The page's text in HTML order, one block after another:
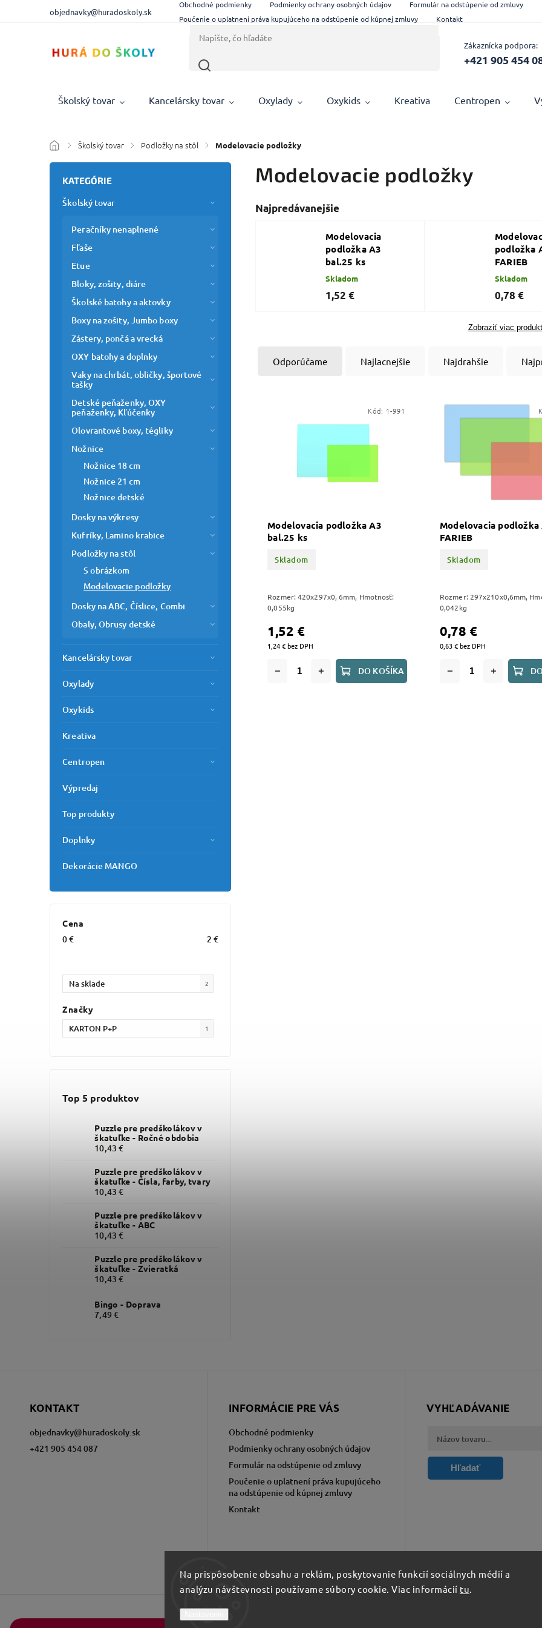
Na prispôsobenie obsahu a reklám, poskytovanie funkcií sociálnych médií a
analýzu návštevnosti používame súbory cookie. Viac informácií tu.
objednavky@huradoskoly.sk
Obchodné podmienky Podmienky ochrany osobných údajov
Formulár na odstúpenie od zmluvy
Poučenie o uplatnení práva kupujúceho na odstúpenie od kúpnej zmluvy
Kontakt
Zákaznícka podpora:
+421 905 454
Školský tovar Kancelársky tovar Oxylady Oxykids Kreativa Centropen
/ Školský tovar / Podložky na stôl / Modelovacie podložky
KATEGÓRIE
Školský tovar
Peračníky nenaplnené
Fľaše
Etue
Bloky, zošity, diáre
Školské batohy a aktovky
Boxy na zošity, Jumbo boxy
Zástery, pončá a vrecká
OXY batohy a doplnky
Vaky na chrbát, obličky, športové
tašky
Detské peňaženky, OXY
peňaženky, Kľúčenky
Olovrantové boxy, tégliky
Nožnice
Nožnice 18 cm
Nožnice 21 cm
Nožnice detské
Dosky na výkresy
Kufríky, Lamino krabice
Podložky na stôl
S obrázkom
Modelovacie podložky
Dosky na ABC, Číslice, Combi
Obaly, Obrusy detské
Kancelársky tovar
Oxylady
Oxykids
Kreativa
Centropen
Výpredaj
Top produkty
Doplnky
Dekorácie MANGO
Cena
0€ 2 €
Na sklade 2
Značky
KARTON P+P
1
Top 5 produktov
Puzzle pre predškolákov v
škatuľke - Ročné obdobia
10,43 €
Puzzle pre predškolákov v
škatuľke - Čísla, farby, tvary
10,43 €
Puzzle pre predškolákov v
škatuľke - ABC
10,43 €
Puzzle pre predškolákov v
škatuľke - Zvieratká
10,43 €
Bingo - Doprava
7,49 €
Modelovacie podložky
Najpredávanejšie
Modelovacia
podložka A3
bal.25 ks
Skladom
1,52 €
podložka
FARIEB
Skladom
0,78 €
Zobraziť viac
Odporúčame Najlacnejšie Najdrahšie
Modelovacia podložka A3
bal.25 ks
Skladom
1,24 € bez DPH
1,52 €
DO KOŠÍKA
Rozmer: 420x297x0, 6mm, Hmotnosť:
0,055kg
Kód: 1-991
Modelovacia podložka
FARIEB
Skladom
0,63 € bez DPH
0,78 €
Rozmer: 297x210x0,6mm,
0,042kg
KONTAKT
objednavky@huradoskoly.sk
+421 905 454 087
INFORMÁCIE PRE VÁS
Obchodné podmienky
Podmienky ochrany osobných údajov
Formulár na odstúpenie od zmluvy
Poučenie o uplatnení práva kupujúceho
na odstúpenie od kúpnej zmluvy
Kontakt
VYHĽADÁVANIE
Hľadať